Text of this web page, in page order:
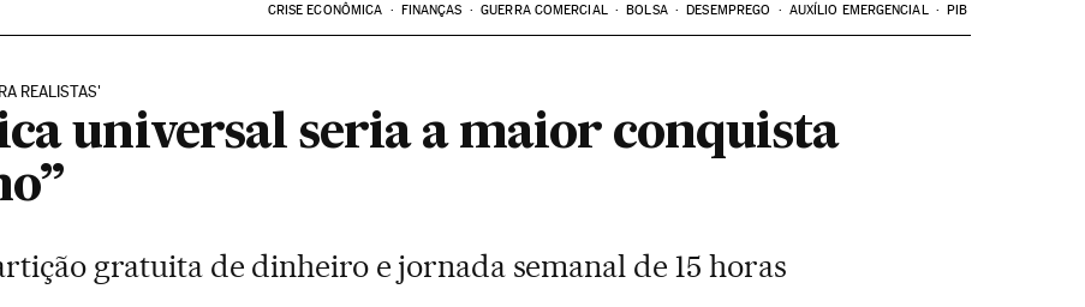
CRISE ECONÔMICA FINANÇAS GUERRA COMERCIAL BOLSA DESEMPREGO AUXÍLIO EMERGENCIAL PIB
REALISTAS'
universal seria a maior conquista
gratuita de dinheiro e jornada semanal de 15 horas